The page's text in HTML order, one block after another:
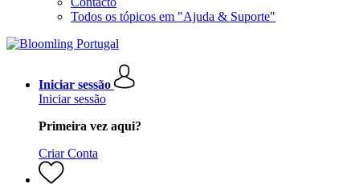
Todos os tópicos em "Ajuda & Suporte"
Iniciar sessão
Iniciar sessão
Primeira vez aqui?
Criar Conta